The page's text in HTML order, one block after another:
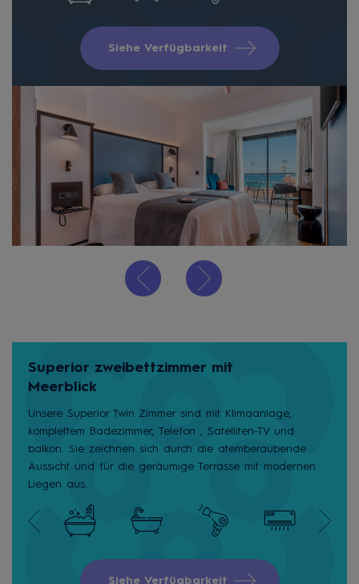
Siehe Verfügbarkeit
Superior zweibettzimmer mit
Meerblick
Unsere Superior Twin Zimmer sind mit Klimaanlage,
komplettem Badezimmer, Telefon , Satelliten-TV und
balkon. Sie zeichnen sich durch die atemberaubende
Aussicht und für die geräumige Terrasse mit modernen
Liegen aus.
Siehe Verfügbarkeit